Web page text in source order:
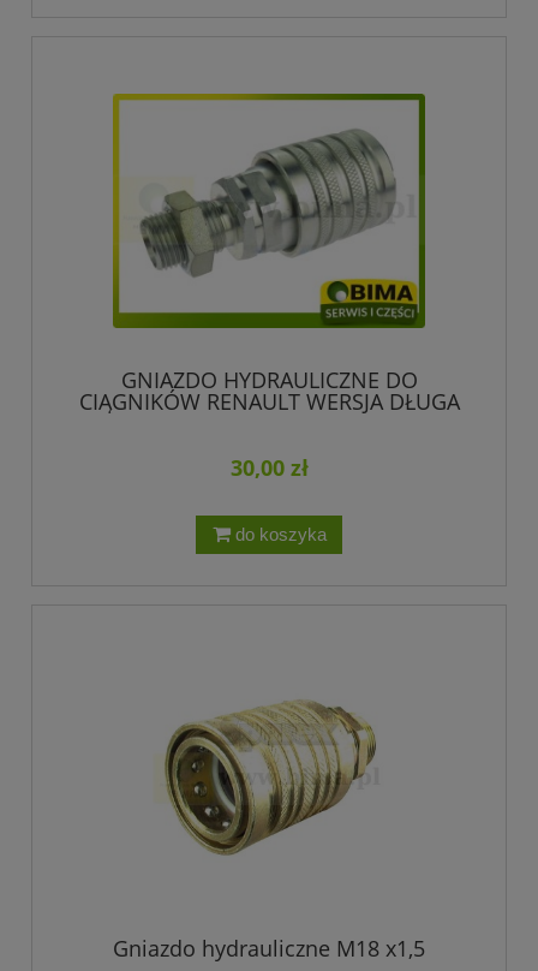
GNIAZDO HYDRAULICZNE DO
CIĄGNIKÓW RENAULT WERSJA DŁUGA
30,00 zł
do koszyka
Gniazdo hydrauliczne M18 x1,5